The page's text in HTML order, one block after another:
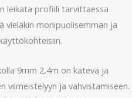
leikata profiili tarvittaessa
monipuolisemman ja
9mm 2,4m on kätevä ja
viimeistelyyn ja vahvistamiseen.